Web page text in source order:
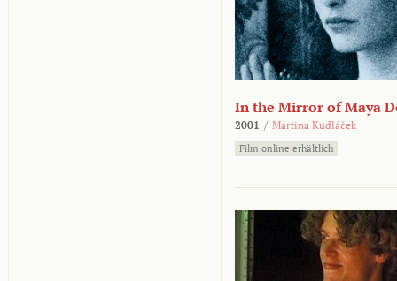
In the Mirror of Maya
2001 / Martina Kudláček
Film online erhältlich